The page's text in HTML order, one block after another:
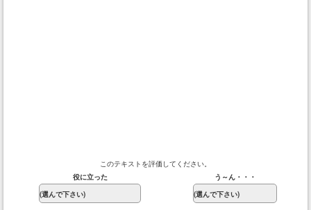
このテキストを評価してください。
役に立った
う～ん・・・